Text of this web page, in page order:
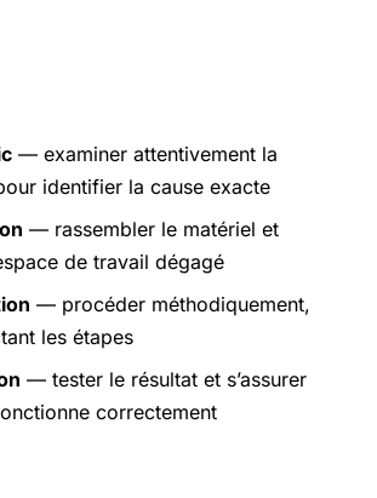
— examiner attentivement la
identifier la cause exacte
— rassembler le matériel et
de travail dégagé
— procéder méthodiquement,
les étapes
— tester le résultat et s’assurer
correctement